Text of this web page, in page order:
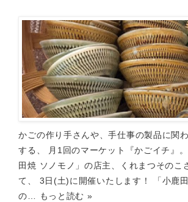
かごの作り手さんや、手仕事の製品に関
する、 月1回のマーケット『かごイチ』
田焼 ソノモノ」の店主、くれまつそのこ
て、 3日(土)に開催いたします！ 「小鹿
の…
もっと読む »